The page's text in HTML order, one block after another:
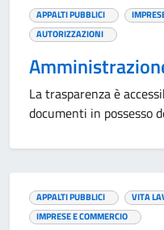
APPALTI PUBBLICI
AUTORIZZAZIONI
La trasparenza è
documenti in possesso
APPALTI PUBBLICI
VITA
IMPRESE E COMMERCIO